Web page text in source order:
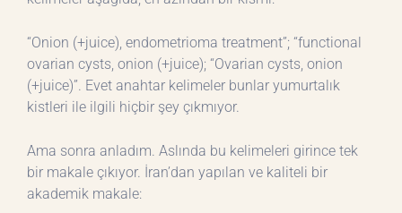
“Onion (+juice), endometrioma treatment”; “functional
ovarian cysts, onion (+juice); “Ovarian cysts, onion
(+juice)”. Evet anahtar kelimeler bunlar yumurtalık
kistleri ile ilgili hiçbir şey çıkmıyor.
Ama sonra anladım. Aslında bu kelimeleri girince tek
bir makale çıkıyor. İran’dan yapılan ve kaliteli bir
akademik makale: